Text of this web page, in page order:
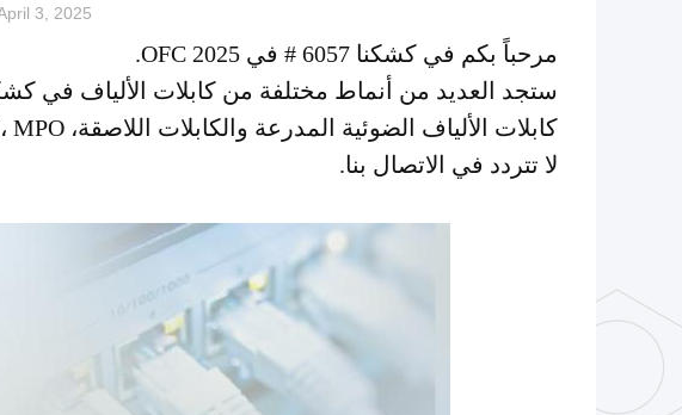
3, 2025
مرحباً بكم في كشكنا 6057 # في OFC 2025.
ستجد العديد من أنماط مختلفة من كابلات الألياف في
كابلات الألياف الضوئية المدرعة والكابلات اللاصقة، OPGW، MPO، الاتصالات التكتيكية، الخ.
لا تتردد في الاتصال بنا.